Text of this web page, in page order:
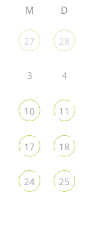
M D
27 28
3 4
10 11
17 18
24 25